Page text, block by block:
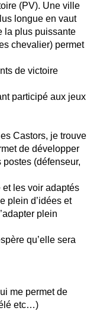
(PV). Une ville
longue en vaut
la plus puissante
chevalier) permet
de victoire
participé aux jeux
Castors, je trouve
de développer
postes (défenseur,
et les voir adaptés
plein d’idées et
plein
qu’elle sera
me permet de
etc…)